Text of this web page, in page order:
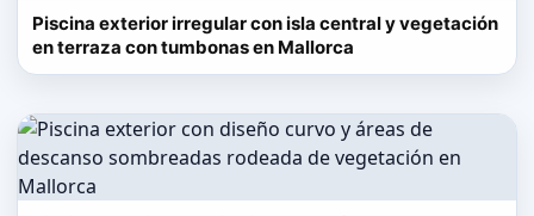
Piscina exterior irregular con isla central y vegetación
en terraza con tumbonas en Mallorca